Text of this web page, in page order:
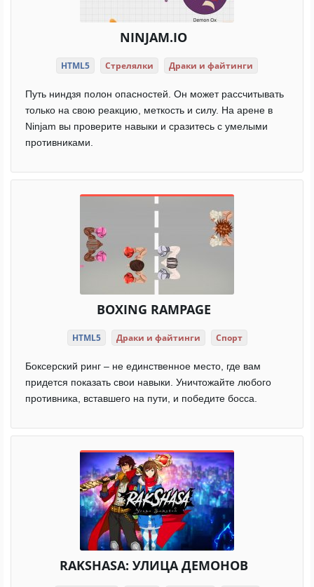
NINJAM.IO
HTML5 Стрелялки Драки и файтинги
Путь ниндзя полон опасностей. Он может рассчитывать
только на свою реакцию, меткость и силу. На арене в
Ninjam вы проверите навыки и сразитесь с умелыми
противниками.
BOXING RAMPAGE
HTML5 Драки и файтинги Спорт
Боксерский ринг – не единственное место, где вам
придется показать свои навыки. Уничтожайте любого
противника, вставшего на пути, и победите босса.
RAKSHASA: УЛИЦА ДЕМОНОВ